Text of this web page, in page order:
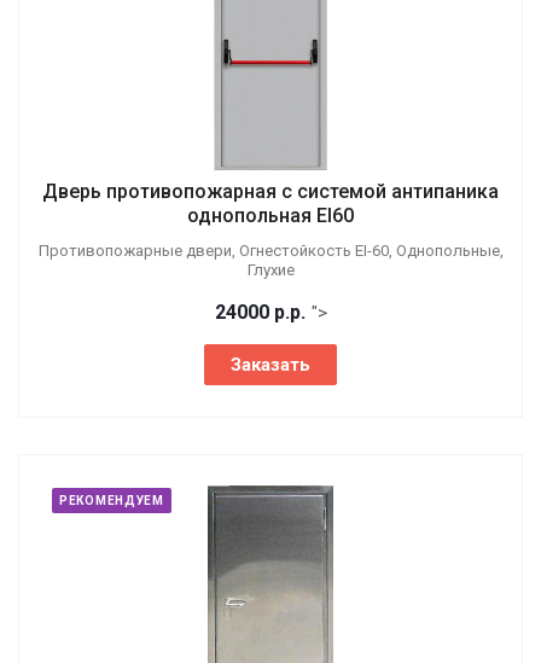
Дверь противопожарная с системой антипаника
однопольная EI60
Противопожарные двери, Огнестойкость EI-60, Однопольные,
Глухие
24000 р.р. ">
Заказать
РЕКОМЕНДУЕМ